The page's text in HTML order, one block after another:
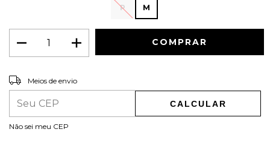
P M
Entregas para o CEP:
Meios de envio
CALCULAR
Não sei meu CEP